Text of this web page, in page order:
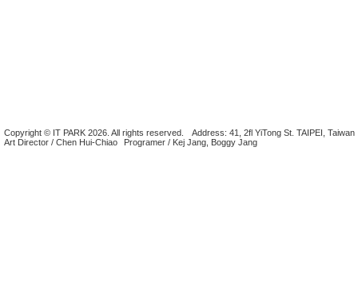
Copyright © IT PARK 2026. All rights reserved.
Address: 41, 2fl YiTong St. TAIPEI, Taiwan
Art Director / Chen Hui-Chiao
Programer / Kej Jang, Boggy Jang